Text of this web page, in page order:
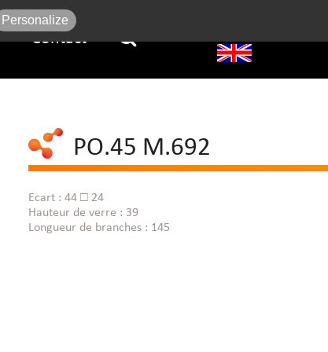
Contact
PO.45 M.692
Ecart : 44 □ 24
Hauteur de verre : 39
Longueur de branches : 145
Personalize